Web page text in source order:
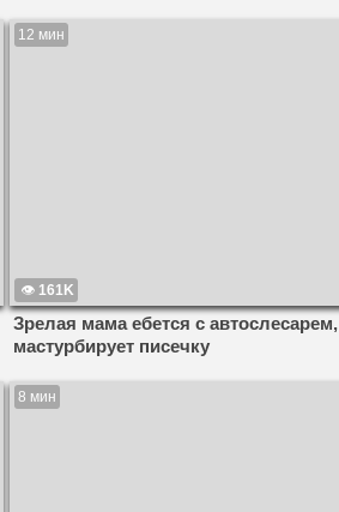
12 мин
161K
Зрелая мама ебется с
мастурбирует писечку
8 мин